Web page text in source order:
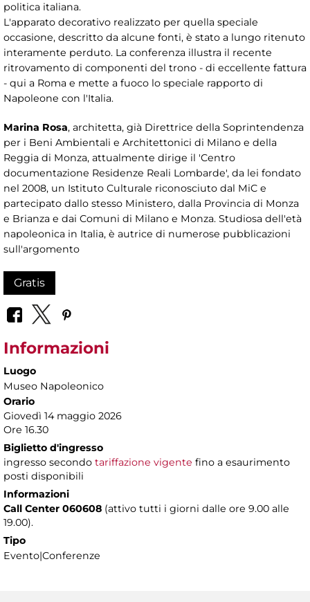
politica italiana.
L'apparato decorativo realizzato per quella speciale
occasione, descritto da alcune fonti, è stato a lungo ritenuto
interamente perduto. La conferenza illustra il recente
ritrovamento di componenti del trono - di eccellente fattura
- qui a Roma e mette a fuoco lo speciale rapporto di
Napoleone con l'Italia.
Marina Rosa, architetta, già Direttrice della Soprintendenza
per i Beni Ambientali e Architettonici di Milano e della
Reggia di Monza, attualmente dirige il 'Centro
documentazione Residenze Reali Lombarde', da lei fondato
nel 2008, un Istituto Culturale riconosciuto dal MiC e
partecipato dallo stesso Ministero, dalla Provincia di Monza
e Brianza e dai Comuni di Milano e Monza. Studiosa dell'età
napoleonica in Italia, è autrice di numerose pubblicazioni
sull'argomento
Gratis
Informazioni
Luogo
Museo Napoleonico
Orario
Giovedì 14 maggio 2026
Ore 16.30
Biglietto d'ingresso
ingresso secondo tariffazione vigente fino a esaurimento
posti disponibili
Informazioni
Call Center 060608 (attivo tutti i giorni dalle ore 9.00 alle
19.00).
Tipo
Evento|Conferenze